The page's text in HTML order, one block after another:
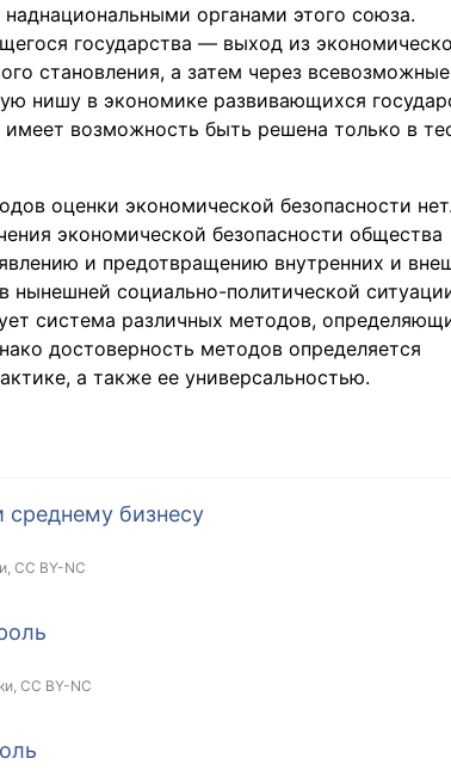
органами этого союза.
государства — выход из
становления, а затем через всевозможные
нишу в экономике развивающихся
возможность быть решена только в
оценки экономической безопасности нет.
экономической безопасности общества
и предотвращению внутренних и
нынешней социально-политической
система различных методов,
достоверность методов определяется
а также ее универсальностью.
среднему бизнесу
CC BY-NC
CC BY-NC